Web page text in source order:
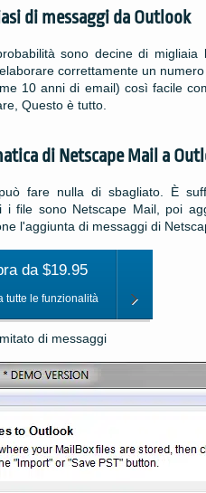
di messaggi da Outlook
sono decine di
correttamente un
10 anni di email) così facile
Questo è tutto.
di Netscape Mail a
fare nulla di sbagliato. È
i file sono Netscape Mail, poi
l'aggiunta di messaggi di
da $19.95
tutte le funzionalità
di messaggi